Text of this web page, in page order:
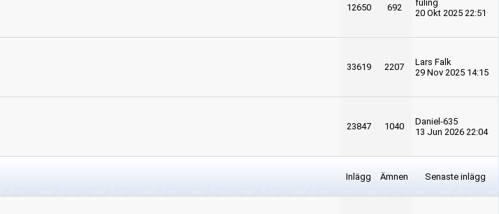
12650 692
fuling
20 Okt 2025 22:51
33619 2207
Lars Falk
29 Nov 2025 14:15
23847 1040
Daniel-635
13 Jun 2026 22:04
Inlägg Ämnen Senaste inlägg